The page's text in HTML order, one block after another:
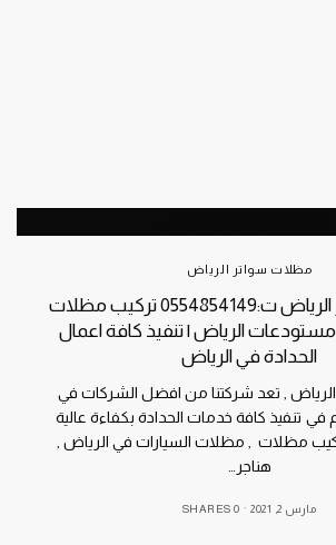
مظلات سواتر الرياض
مظلات وسواتر الرياض ت:0554854149 تركيب مظلات
الرياض | تنفيذ كافة اعمال
الحدادة في الرياض
, تعد شركتنا من افضل الشركات في
تنفيذ كافة خدمات الحدادة بكفاءة عالية
مظلات , مظلات السيارات في الرياض ,
هناجر…
مارس 2, 2021 0 SHARES